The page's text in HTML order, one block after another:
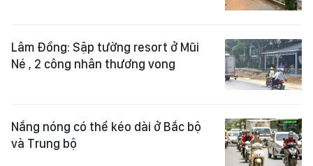
Lâm Đồng: Sập tường resort ở Mũi
Né , 2 công nhân thương vong
Nắng nóng có thể kéo dài ở Bắc bộ
và Trung bộ